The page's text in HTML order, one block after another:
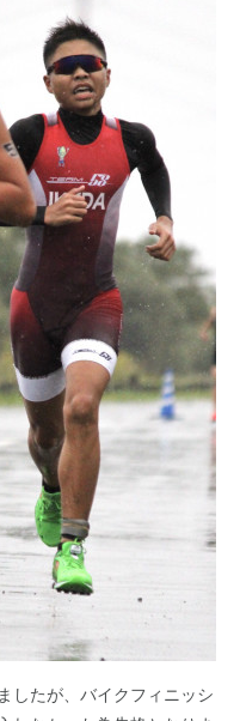
したが、バイクフィニッシ